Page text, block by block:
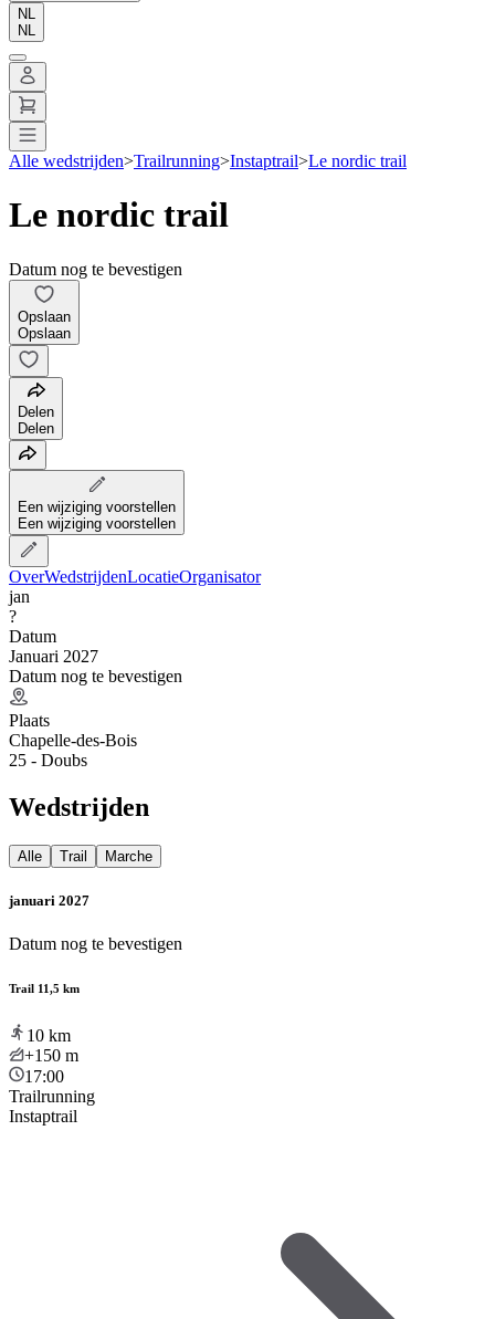
NL
NL
Alle wedstrijden>Trailrunning>Instaptrail>Le nordic trail
Le nordic trail
Datum nog te bevestigen
Opslaan
Opslaan
Delen
Delen
Een wijziging voorstellen
Een wijziging voorstellen
OverWedstrijdenLocatieOrganisator
jan
?
Datum
Januari 2027
Datum nog te bevestigen
Plaats
Chapelle-des-Bois
25 - Doubs
Wedstrijden
Alle Trail Marche
januari 2027
Datum nog te bevestigen
Trail 11,5 km
10 km
+150 m
17:00
Trailrunning
Instaptrail